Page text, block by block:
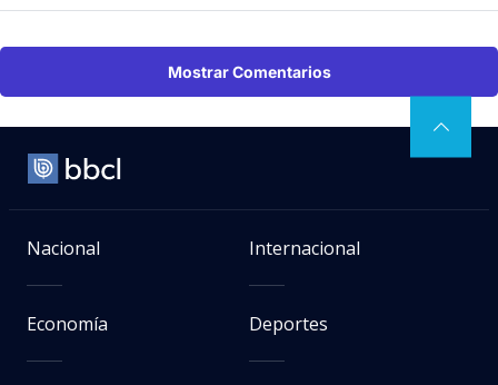
Mostrar Comentarios
Nacional Internacional
Economía Deportes